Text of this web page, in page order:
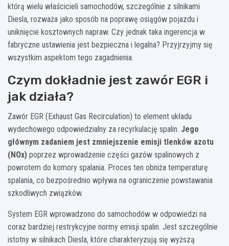
którą wielu właścicieli samochodów, szczególnie z silnikami
Diesla, rozważa jako sposób na poprawę osiągów pojazdu i
uniknięcie kosztownych napraw. Czy jednak taka ingerencja w
fabryczne ustawienia jest bezpieczna i legalna? Przyjrzyjmy się
wszystkim aspektom tego zagadnienia.
Czym dokładnie jest zawór EGR i
jak działa?
Zawór EGR (Exhaust Gas Recirculation) to element układu
wydechowego odpowiedzialny za recyrkulację spalin. Jego
głównym zadaniem jest zmniejszenie emisji tlenków azotu
(NOx) poprzez wprowadzenie części gazów spalinowych z
powrotem do komory spalania. Proces ten obniża temperaturę
spalania, co bezpośrednio wpływa na ograniczenie powstawania
szkodliwych związków.
System EGR wprowadzono do samochodów w odpowiedzi na
coraz bardziej restrykcyjne normy emisji spalin. Jest szczególnie
istotny w silnikach Diesla, które charakteryzują się wyższą